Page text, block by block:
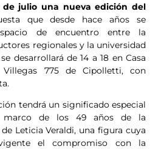
de julio una nueva edición del
que desde hace años se
de encuentro entre la
regionales y la universidad
desarrollará de 14 a 18 en Casa
775 de Cipolletti, con
tendrá un significado especial
marco de los 49 años de la
Leticia Veraldi, una figura cuya
el compromiso con la